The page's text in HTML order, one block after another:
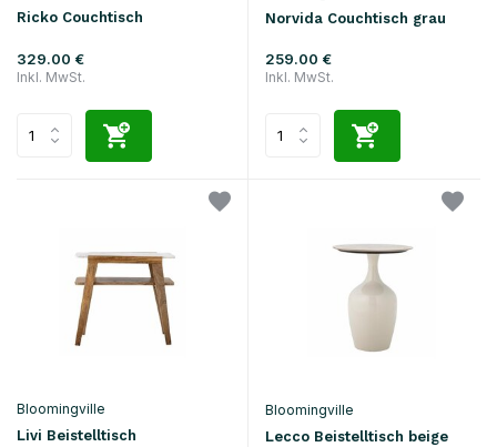
Ricko Couchtisch
329.00 €
Inkl. MwSt.
Norvida Couchtisch grau
259.00 €
Inkl. MwSt.
Bloomingville
Livi Beistelltisch
Bloomingville
Lecco Beistelltisch beige